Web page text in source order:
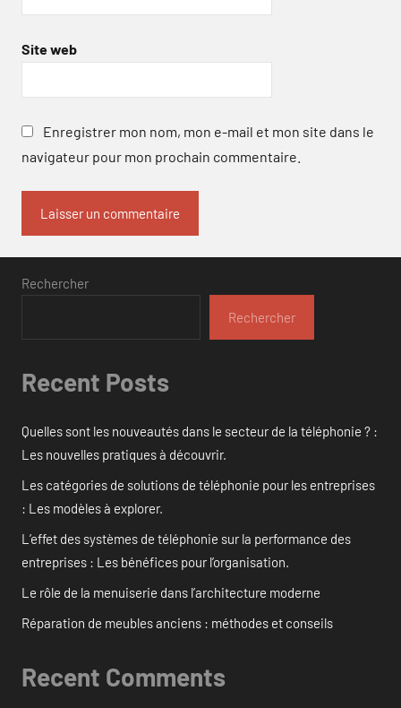
Site web
Enregistrer mon nom, mon e-mail et mon site dans le
navigateur pour mon prochain commentaire.
Rechercher
Rechercher
Recent Posts
Quelles sont les nouveautés dans le secteur de la téléphonie ? :
Les nouvelles pratiques à découvrir.
Les catégories de solutions de téléphonie pour les entreprises
: Les modèles à explorer.
L’effet des systèmes de téléphonie sur la performance des
entreprises : Les bénéfices pour l’organisation.
Le rôle de la menuiserie dans l’architecture moderne
Réparation de meubles anciens : méthodes et conseils
Recent Comments